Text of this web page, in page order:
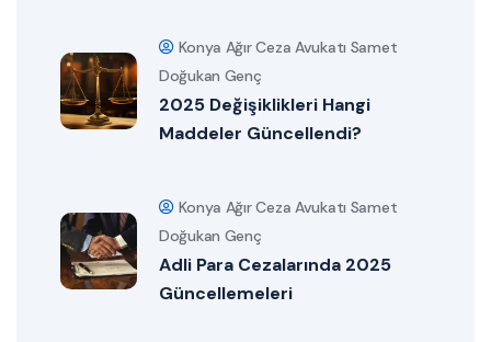
Konya Ağır Ceza Avukatı Samet
Doğukan Genç
2025 Değişiklikleri Hangi
Maddeler Güncellendi?
Konya Ağır Ceza Avukatı Samet
Doğukan Genç
Adli Para Cezalarında 2025
Güncellemeleri